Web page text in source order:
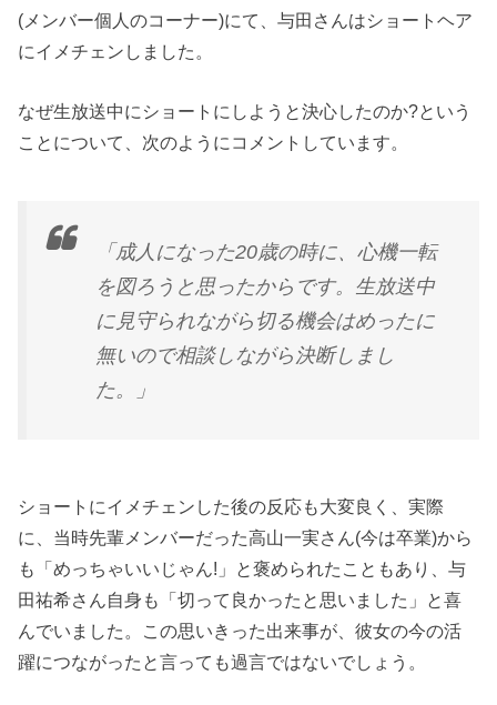
(メンバー個人のコーナー)にて、与田さんはショートヘア
にイメチェンしました。
なぜ生放送中にショートにしようと決心したのか?という
ことについて、次のようにコメントしています。
「成人になった20歳の時に、心機一転
を図ろうと思ったからです。生放送中
に見守られながら切る機会はめったに
無いので相談しながら決断しまし
た。」
ショートにイメチェンした後の反応も大変良く、実際
に、当時先輩メンバーだった高山一実さん(今は卒業)から
も「めっちゃいいじゃん!」と褒められたこともあり、与
田祐希さん自身も「切って良かったと思いました」と喜
んでいました。この思いきった出来事が、彼女の今の活
躍につながったと言っても過言ではないでしょう。